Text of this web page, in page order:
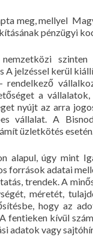
meg, mellyel
pénzügyi
nemzetközi
jelzéssel kerül
a
nyújt az arra
vállalat. A
üzletkötés
alapul, úgy mint
források adatai
trendek. A
méretét,
hogy az
fentieken kívül
adatok vagy